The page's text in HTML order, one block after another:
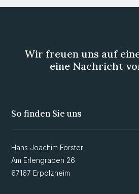
Wir freuen uns auf
eine Nachricht
So finden Sie uns
Hans Joachim Förster
Am Erlengraben 26
67167 Erpolzheim